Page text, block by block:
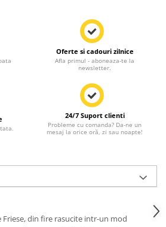
Oferte si cadouri zilnice
Afla primul - aboneaza-te la
newsletter.
24/7 Suport clienti
Probleme cu comanda? Da-ne un
mesaj la orice oră, zi sau noapte!
din fire rasucite intr-un mod